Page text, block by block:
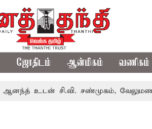
ஜோதிடம் ஆன்மிகம் வணிகம்
சி.வி. சண்முகம், வேலுமணி சந்திப்பு